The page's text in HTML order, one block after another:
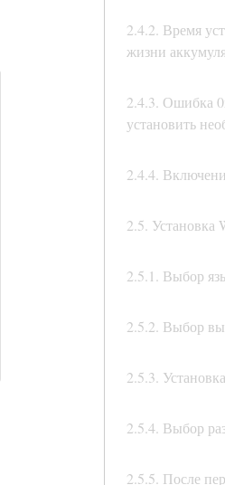
2.4.2. Время
жизни
2.4.3. Ошибка
установить
2.4.4.
2.5. Установка
2.5.1. Выбор
2.5.2. Выбор
2.5.3.
2.5.4. Выбор
2.5.5. После